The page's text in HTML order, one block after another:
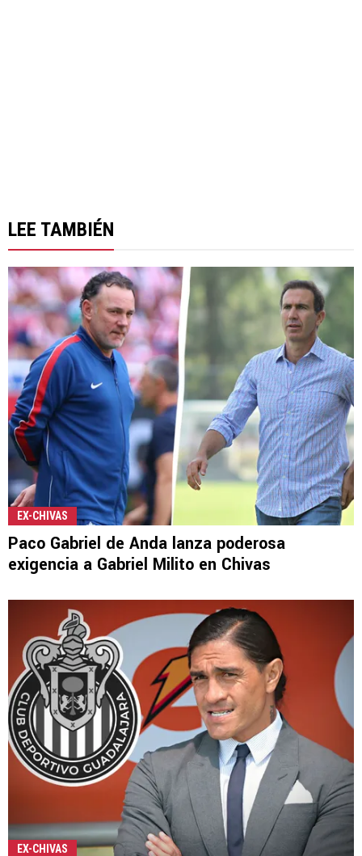
LEE TAMBIÉN
EX-CHIVAS
Paco Gabriel de Anda lanza poderosa
exigencia a Gabriel Milito en Chivas
EX-CHIVAS